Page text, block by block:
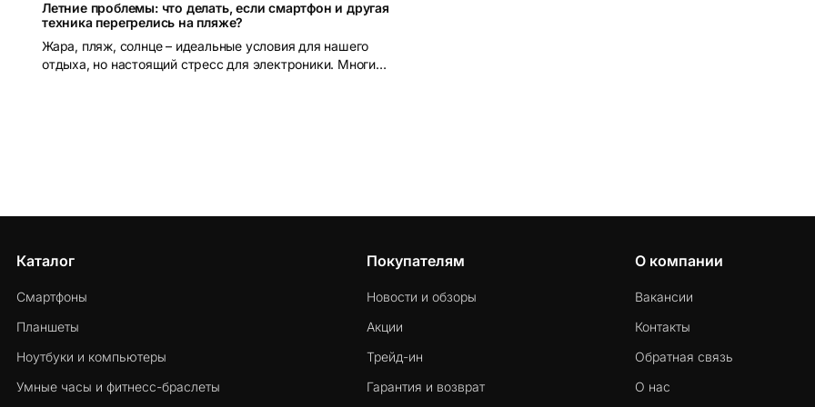
Летние проблемы: что делать, если смартфон и другая
техника перегрелись на пляже?
Жара, пляж, солнце – идеальные условия для нашего
отдыха, но настоящий стресс для электроники. Многие
Каталог
Смартфоны
Планшеты
Ноутбуки и компьютеры
Умные часы и фитнесс-браслеты
Покупателям
Новости и обзоры
Акции
Трейд-ин
Гарантия и возврат
О компании
Вакансии
Контакты
Обратная связь
О нас